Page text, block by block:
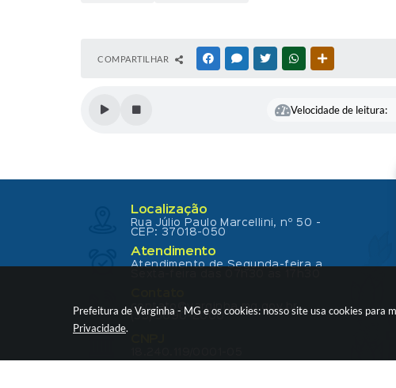
Prefeitura de Varginha - MG e os cookies: nosso site usa cookies para
Privacidade.
COMPARTILHAR FACEBOOKMESSENGER
TWITTERWHATSAPP
Velocidade de leitura:
Localização
Rua Júlio Paulo Marcellini, nº 50 -
CEP: 37018-050
Atendimento
Atendimento de Segunda-feira a
contato@varginha.mg.gov.br
(35) 3690-2000